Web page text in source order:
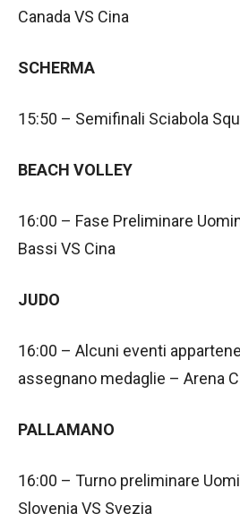
Canada VS Cina
SCHERMA
15:50 – Semifinali Sciabola
BEACH VOLLEY
16:00 – Fase Preliminare
Bassi VS Cina
JUDO
16:00 – Alcuni eventi
assegnano medaglie – Arena
PALLAMANO
16:00 – Turno preliminare
Slovenia VS Svezia